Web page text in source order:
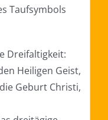
Taufsymbols
Dreifaltigkeit:
Heiligen Geist,
Geburt Christi,